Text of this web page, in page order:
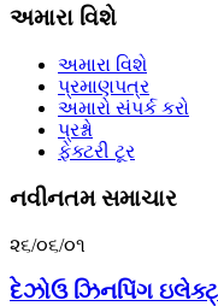
અમારા વિશે
અમારા વિશે
પ્રમાણપત્ર
અમારો સંપર્ક કરો
પ્રશ્નો
ફેક્ટરી ટૂર
નવીનતમ સમાચાર
૨૬/૦૬/૦૧
દેઝોઉ ઝિનપિંગ